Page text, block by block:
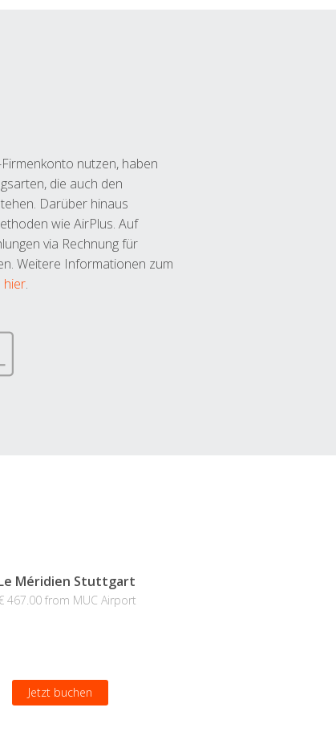
nutzen, haben
die auch den
Darüber hinaus
wie AirPlus. Auf
via Rechnung für
Weitere Informationen zum
hier.
Méridien Stuttgart
467.00 from MUC Airport
Jetzt buchen